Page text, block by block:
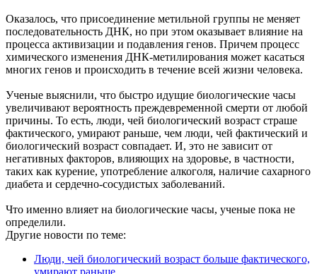
Оказалось, что присоединение метильной группы не меняет
последовательность ДНК, но при этом оказывает влияние на
процесса активизации и подавления генов. Причем процесс
химического изменения ДНК-метилирования может касаться
многих генов и происходить в течение всей жизни человека.
Ученые выяснили, что быстро идущие биологические часы
увеличивают вероятность преждевременной смерти от любой
причины. То есть, люди, чей биологический возраст страше
фактического, умирают раньше, чем люди, чей фактический и
биологический возраст совпадает. И, это не зависит от
негативных факторов, влияющих на здоровье, в частности,
таких как курение, употребление алкоголя, наличие сахарного
диабета и сердечно-сосудистых заболеваний.
Что именно влияет на биологические часы, ученые пока не
определили.
Другие новости по теме:
Люди, чей биологический возраст больше фактического,
умирают раньше